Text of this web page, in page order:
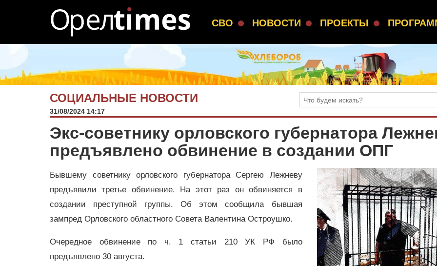
СВО НОВОСТИ ПРОЕКТЫ
СОЦИАЛЬНЫЕ НОВОСТИ
31/08/2024 14:17
Экс-советнику орловского губернатора
предъявлено обвинение в создании ОПГ
Бывшему советнику орловского губернатора Сергею Лежневу
предъявили третье обвинение. На этот раз он обвиняется в
создании преступной группы. Об этом сообщила бывшая
зампред Орловского областного Совета Валентина Остроушко.
Очередное обвинение по ч. 1 статьи 210 УК РФ было
предъявлено 30 августа.